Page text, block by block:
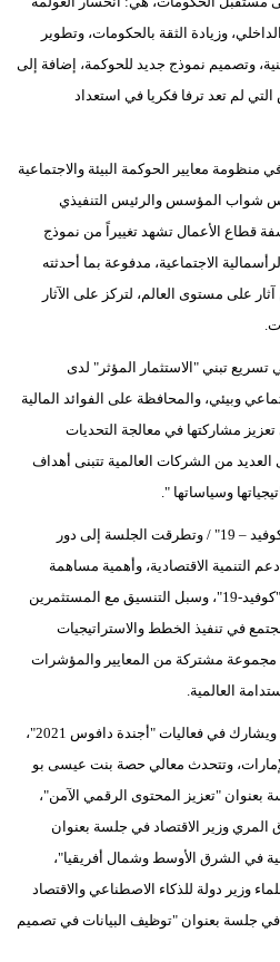
وزيادة الثقة بالحكومات، وتطوير
وتصميم نموذج جديد للحوكمة، إضافة إلى
لم تعد ترفا فكريا في استعداد
عالمية في منظومة معايير الحوكمة البيئة والاجتماعية
شواب المؤسس والرئيس التنفيذي
قطاع الأعمال تشهد تغييراً من نموذج
الاجتماعية، مدفوعة بما أحدثته
على مستوى العالم، لتركز على الآثار
تبني "الاستثمار المؤثر" لدى
وبيئي، والمحافظة على الفوائد المالية
مشاركتها في معالجة التحديات
العديد من الشركات العالمية تتبنى أهداف
/ الحكومات وتصميم عالم ما بعد "كوفيد – 19" / وتطرقت الجلسة إلى دور
التنمية الاقتصادية، وأهمية مساهمة
الحكومات في تصميم عالم ما بعد "كوفيد-19"، وسبل التنسيق مع المستثمرين
في تنفيذ الخطط والاستراتيجيات
مجموعة مشتركة من المعايير والمؤشرات
العالمية.
/ مشاركة فاعلة لحكومة الإمارات / ويشارك في فعاليات "أجندة دافوس 2021"،
وتتحدث معالي حصة بنت عيسى بو
بعنوان "تعزيز المحتوى الرقمي الآمن"،
وزير الاقتصاد في جلسة بعنوان
في الشرق الأوسط وشمال أفريقيا"،
وزير دولة للذكاء الاصطناعي والاقتصاد
جلسة بعنوان "توظيف البيانات في تصميم